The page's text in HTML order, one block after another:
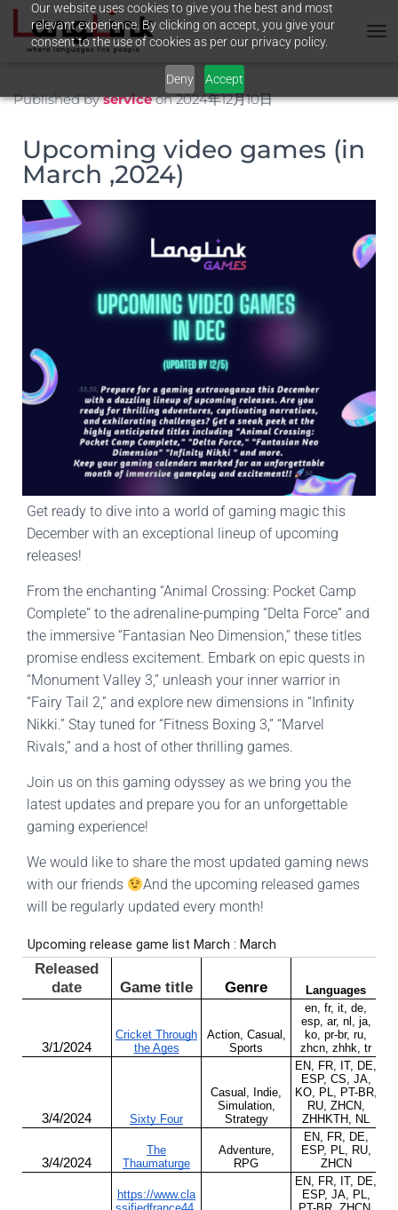
Our website uses cookies to give you the best and most
relevant experience. By clicking on accept, you give your
consent to the use of cookies as per our privacy policy.
Deny Accept
G
Published byserviceon2024年12月10日
Upcoming video games (in
March ,2024)
Get ready to dive into a world of gaming magic this
December with an exceptional lineup of upcoming
releases!
From the enchanting “Animal Crossing: Pocket Camp
Complete” to the adrenaline-pumping “Delta Force” and
the immersive “Fantasian Neo Dimension,” these titles
promise endless excitement. Embark on epic quests in
“Monument Valley 3,” unleash your inner warrior in
“Fairy Tail 2,” and explore new dimensions in “Infinity
Nikki.” Stay tuned for “Fitness Boxing 3,” “Marvel
Rivals,” and a host of other thrilling games.
Join us on this gaming odyssey as we bring you the
latest updates and prepare you for an unforgettable
gaming experience!
We would like to share the most updated gaming news
with our friends
And the upcoming released games
will be regularly updated every month!